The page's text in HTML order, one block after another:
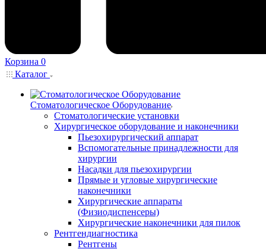
Корзина 0
Каталог
Стоматологическое Оборудование
Стоматологические установки
Хирургическое оборудование и наконечники
Пьезохирургический аппарат
Вспомогательные принадлежности для
хирургии
Насадки для пьезохирургии
Прямые и угловые хирургические
наконечники
Хирургические аппараты
(Физиодиспенсеры)
Хирургические наконечники для пилок
Рентгендиагностика
Рентгены